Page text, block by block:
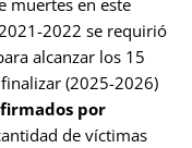
muertes en este
2022 se requirió
alcanzar los 15
(2025-2026)
por
de víctimas